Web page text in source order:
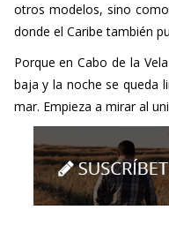
otros modelos, sino
donde el Caribe también
Porque en Cabo de la
baja y la noche se queda
mar. Empieza a mirar al